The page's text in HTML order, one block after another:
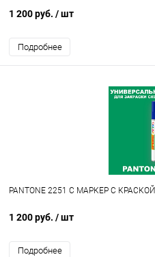
1 200 руб. / шт
Подробнее
PANTONE 2251 C МАРКЕР С КРАСКОЙ
1 200 руб. / шт
Подробнее